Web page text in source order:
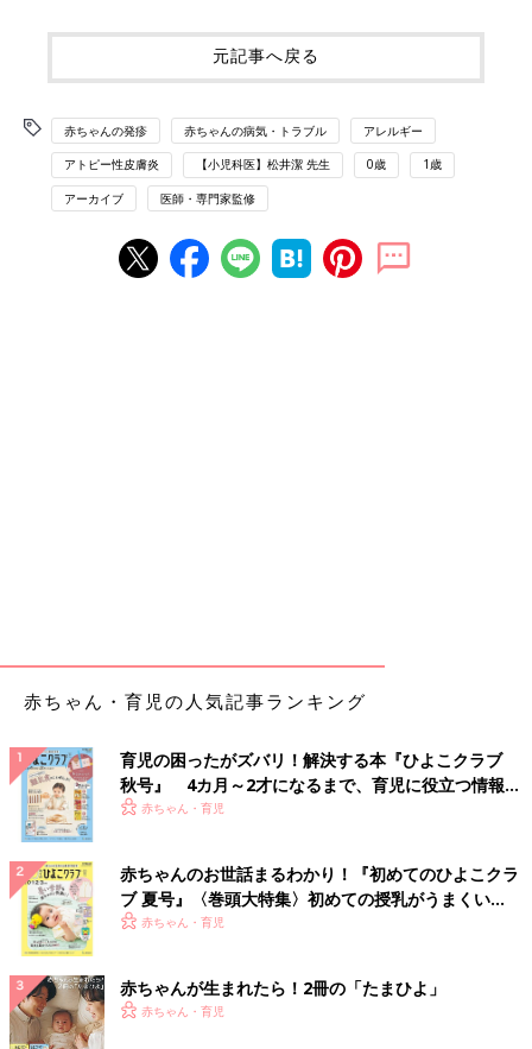
元記事へ戻る
赤ちゃんの発疹 赤ちゃんの病気・トラブル アレルギー
アトピー性皮膚炎 【小児科医】松井潔 先生 0歳 1歳
アーカイブ 医師・専門家監修
赤ちゃん・育児の人気記事ランキング
育児の困ったがズバリ！解決する本『ひよこクラブ
秋号』 4カ月～2才になるまで、育児に役立つ情報が
いっぱい！
赤ちゃん・育児
赤ちゃんのお世話まるわかり！『初めてのひよこクラ
ブ 夏号』〈巻頭大特集〉初めての授乳がうまくい
く！ おっぱい・ミルクの基本と夏のトラブル 解決テ
赤ちゃん・育児
赤ちゃんが生まれたら！2冊の「たまひよ」
赤ちゃん・育児